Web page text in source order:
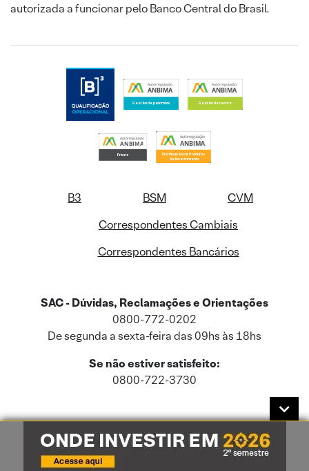
autorizada a funcionar pelo Banco Central do Brasil.
B3 BSM
CVM
Correspondentes Cambiais
Correspondentes Bancários
SAC - Dúvidas, Reclamações e Orientações
0800-772-0202
De segunda a sexta-feira das 09hs às 18hs
Se não estiver satisfeito:
0800-722-3730
Este site usa cookies e dados pessoais de acordo com a nossaPolítica de
Cookies
e a nossaPolítica de Privacidade.